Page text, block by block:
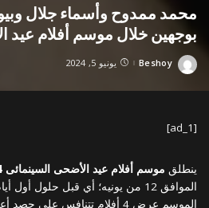
محمد ممدوح وأسماء جلال
بوجهين خلال موسم أفلام عيد
Posted
Beshoy يونيو 5, 2024
[ad_1]
ينطلق موسم أفلام عيد الأضحى السينمائى 2024
الموافق 12 من يونيه؛ أي قبل حلول
الموسم عرض 4 أفلام تتنافس